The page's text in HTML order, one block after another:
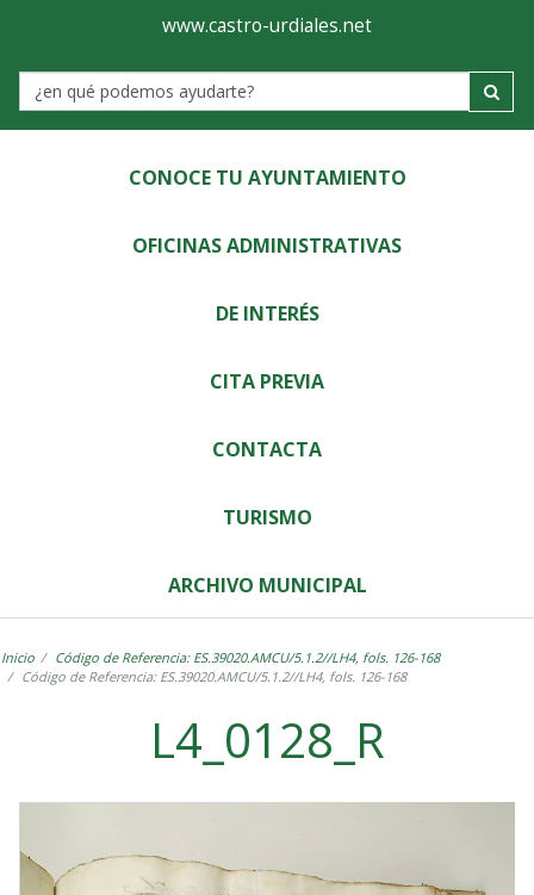
Ayuntamiento
de
Castro-
Urdiales
www.castro-urdiales.net
Label
CONOCE TU AYUNTAMIENTO
OFICINAS ADMINISTRATIVAS
DE INTERÉS
CITA PREVIA
CONTACTA
TURISMO
ARCHIVO MUNICIPAL
Inicio
Código de Referencia: ES.39020.AMCU/5.1.2//LH4, fols. 126-168
Código de Referencia: ES.39020.AMCU/5.1.2//LH4, fols. 126-168
L4_0128_R